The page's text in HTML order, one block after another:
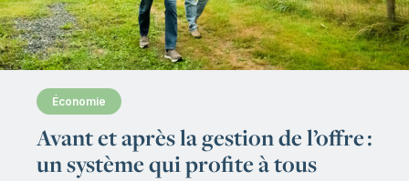
Économie
:
Avant et après la gestion de l’offre :
un système qui profite à tous